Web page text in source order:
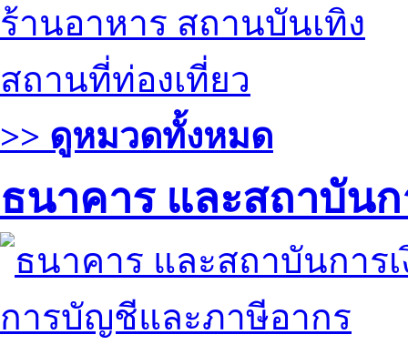
ร้านอาหาร สถานบันเทิง
สถานที่ท่องเที่ยว
>> ดูหมวดทั้งหมด
ธนาคาร และสถาบันก
การบัญชีและภาษีอากร